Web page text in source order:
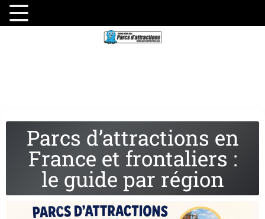
Parcs d’attractions en
France et frontaliers :
le guide par région